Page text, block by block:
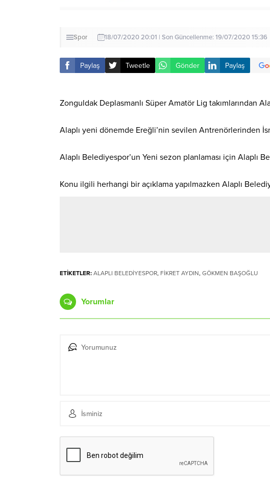
Spor 18/07/2020 20:01 | Son Güncellenme: 19/07/2020 15:36
Paylaş Tweetle Gönder Paylaş
Zonguldak Deplasmanlı Süper Amatör Lig takımlarından
Alaplı yeni dönemde Ereğli’nin sevilen Antrenörlerinden
Alaplı Belediyespor’un Yeni sezon planlaması için Alaplı
Konu ilgili herhangi bir açıklama yapılmazken Alaplı
ETİKETLER: ALAPLI BELEDİYESPOR, FİKRET AYDIN, GÖKMEN BAŞOĞLU
Yorumlar